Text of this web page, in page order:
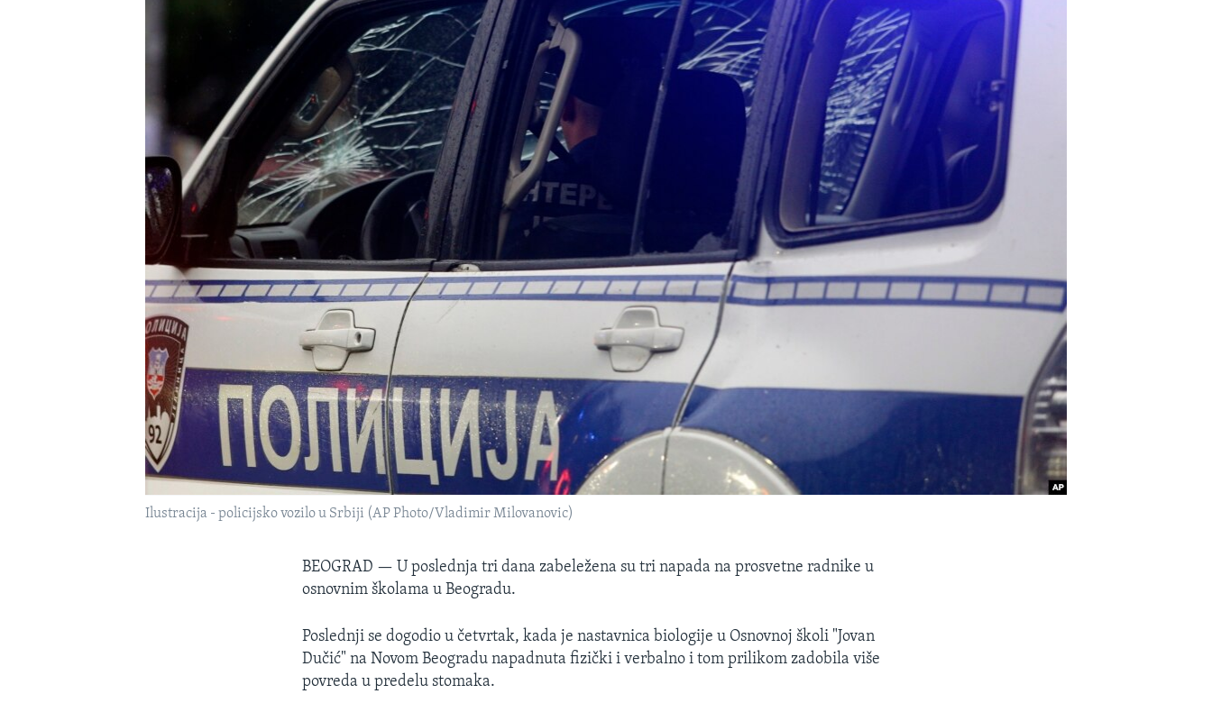
Ilustracija - policijsko vozilo u Srbiji (AP Photo/Vladimir Milovanovic)
BEOGRAD — U poslednja tri dana zabeležena su tri napada na prosvetne radnike u
osnovnim školama u Beogradu.
Poslednji se dogodio u četvrtak, kada je nastavnica biologije u Osnovnoj školi "Jovan
Dučić" na Novom Beogradu napadnuta fizički i verbalno i tom prilikom zadobila više
povreda u predelu stomaka.